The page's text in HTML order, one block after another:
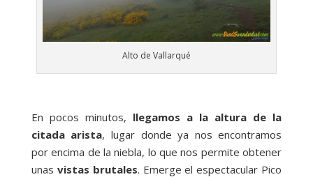
Alto de Vallarqué
En pocos minutos, llegamos a la altura de la
citada arista, lugar donde ya nos encontramos
por encima de la niebla, lo que nos permite obtener
unas vistas brutales. Emerge el espectacular Pico